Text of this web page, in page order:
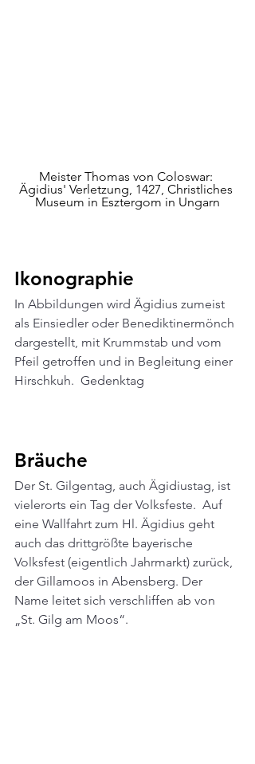
Meister Thomas von Coloswar:
Ägidius' Verletzung, 1427, Christliches
Museum in Esztergom in Ungarn
Ikonographie
In Abbildungen wird Ägidius zumeist
als Einsiedler oder Benediktinermönch
dargestellt, mit Krummstab und vom
Pfeil getroffen und in Begleitung einer
Hirschkuh.  Gedenktag
Bräuche
Der St. Gilgentag, auch Ägidiustag, ist
vielerorts ein Tag der Volksfeste.  Auf
eine Wallfahrt zum Hl. Ägidius geht
auch das drittgrößte bayerische
Volksfest (eigentlich Jahrmarkt) zurück,
der Gillamoos in Abensberg. Der
Name leitet sich verschliffen ab von
„St. Gilg am Moos“.